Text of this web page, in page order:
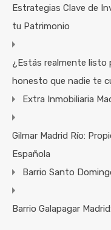
Estrategias Clave de
tu Patrimonio
¿Estás realmente listo
honesto que nadie te
Extra Inmobiliaria
Gilmar Madrid Río:
Española
Barrio Santo
Barrio Galapagar